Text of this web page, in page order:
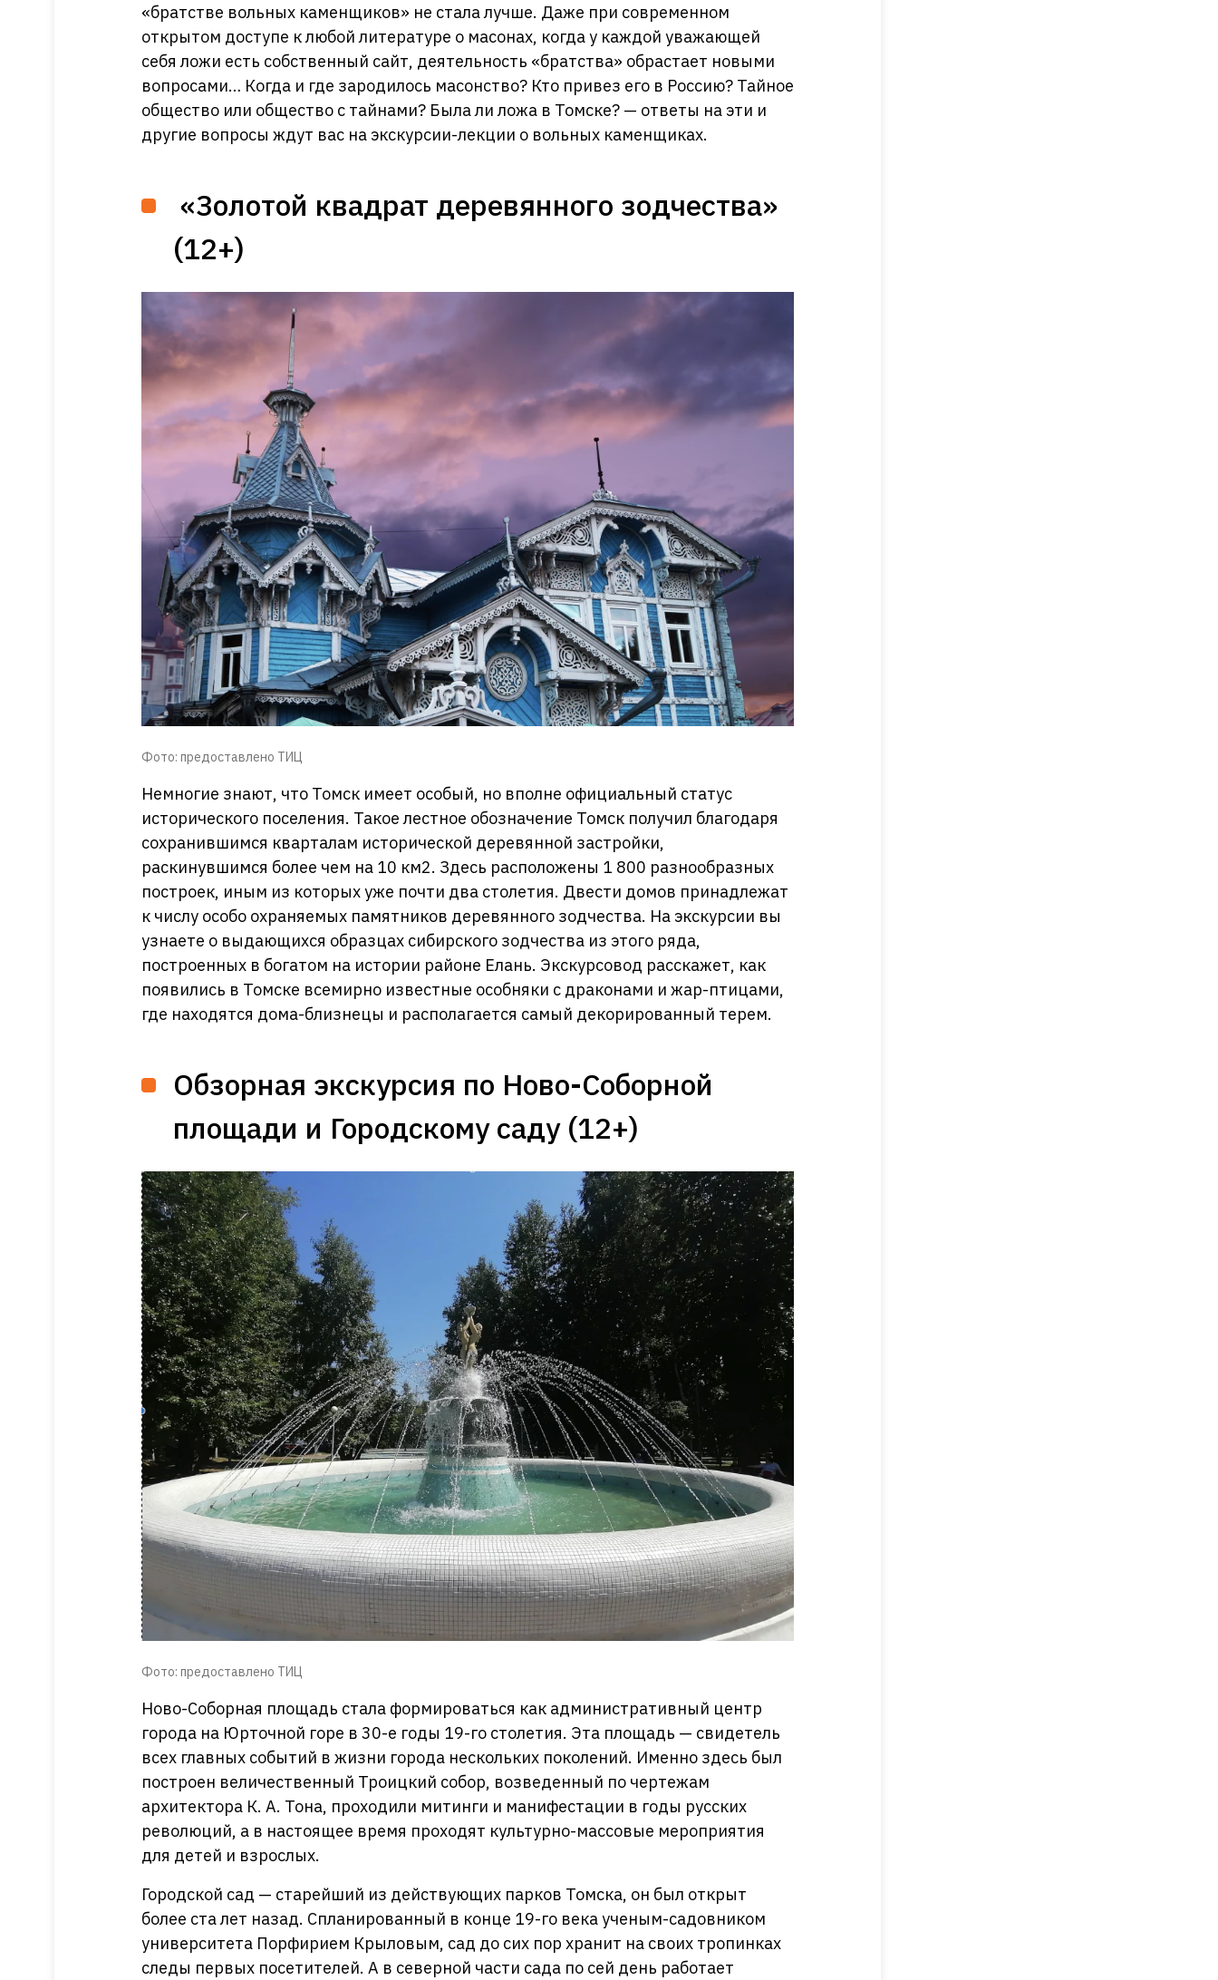
«братстве вольных каменщиков» не стала лучше. Даже при современном
открытом доступе к любой литературе о масонах, когда у каждой уважающей
себя ложи есть собственный сайт, деятельность «братства» обрастает новыми
вопросами… Когда и где зародилось масонство? Кто привез его в Россию? Тайное
общество или общество с тайнами? Была ли ложа в Томске? — ответы на эти и
другие вопросы ждут вас на экскурсии-лекции о вольных каменщиках.
«Золотой квадрат деревянного зодчества»
(12+)
Фото: предоставлено ТИЦ
Немногие знают, что Томск имеет особый, но вполне официальный статус
исторического поселения. Такое лестное обозначение Томск получил благодаря
сохранившимся кварталам исторической деревянной застройки,
раскинувшимся более чем на 10 км2. Здесь расположены 1 800 разнообразных
построек, иным из которых уже почти два столетия. Двести домов принадлежат
к числу особо охраняемых памятников деревянного зодчества. На экскурсии вы
узнаете о выдающихся образцах сибирского зодчества из этого ряда,
построенных в богатом на истории районе Елань. Экскурсовод расскажет, как
появились в Томске всемирно известные особняки с драконами и жар-птицами,
где находятся дома-близнецы и располагается самый декорированный терем.
Обзорная экскурсия по Ново-Соборной
площади и Городскому саду (12+)
Фото: предоставлено ТИЦ
Ново-Соборная площадь стала формироваться как административный центр
города на Юрточной горе в 30-е годы 19-го столетия. Эта площадь — свидетель
всех главных событий в жизни города нескольких поколений. Именно здесь был
построен величественный Троицкий собор, возведенный по чертежам
архитектора К. А. Тона, проходили митинги и манифестации в годы русских
революций, а в настоящее время проходят культурно-массовые мероприятия
для детей и взрослых.
Городской сад — старейший из действующих парков Томска, он был открыт
более ста лет назад. Спланированный в конце 19-го века ученым-садовником
университета Порфирием Крыловым, сад до сих пор хранит на своих тропинках
следы первых посетителей. А в северной части сада по сей день работает